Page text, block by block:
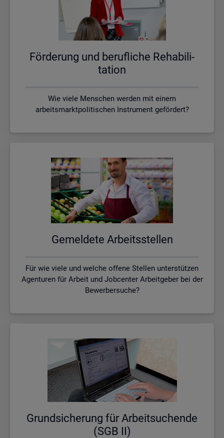
För­de­rung und be­ruf­li­che Re­ha­bi­li­
ta­ti­on
Wie viele Menschen werden mit einem
arbeitsmarktpolitischen Instrument gefördert?
Ge­mel­de­te Ar­beits­stel­len
Für wie viele und welche offene Stellen unterstützen
Agenturen für Arbeit und Jobcenter Arbeitgeber bei der
Bewerbersuche?
Grund­si­che­rung für Ar­beit­su­chen­de
(SGB II)